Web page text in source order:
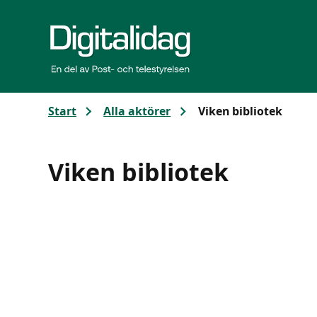
Start Alla aktörer Viken bibliotek
Viken bibliotek